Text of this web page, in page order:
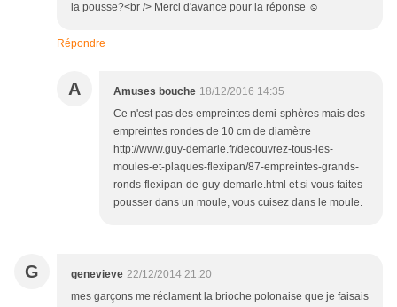
la pousse?<br /> Merci d'avance pour la réponse ☺
Répondre
A Amuses bouche 18/12/2016 14:35
Ce n'est pas des empreintes demi-sphères mais des
empreintes rondes de 10 cm de diamètre
http://www.guy-demarle.fr/decouvrez-tous-les-
moules-et-plaques-flexipan/87-empreintes-grands-
ronds-flexipan-de-guy-demarle.html et si vous faites
pousser dans un moule, vous cuisez dans le moule.
G genevieve 22/12/2014 21:20
mes garçons me réclament la brioche polonaise que je faisais